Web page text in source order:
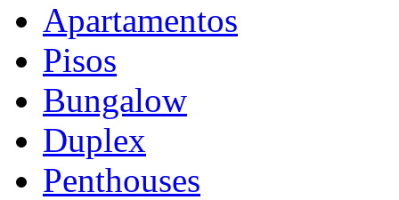
Apartamentos
Pisos
Bungalow
Duplex
Penthouses